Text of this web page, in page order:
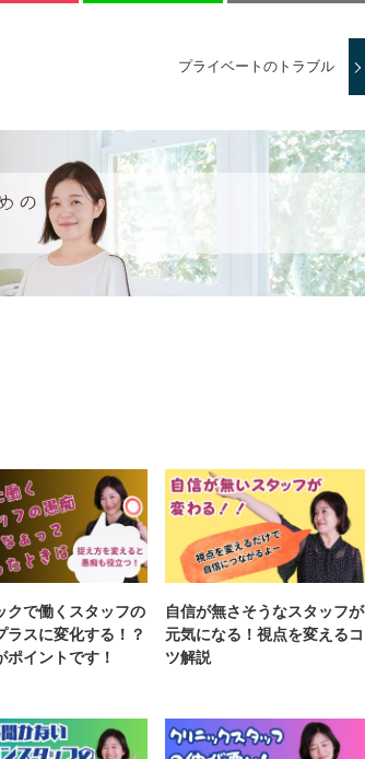
プライベートのトラブル
クで働くスタッフの
ラスに変化する！？
ポイントです！
自信が無さそうなスタッフが
元気になる！視点を変えるコ
ツ解説